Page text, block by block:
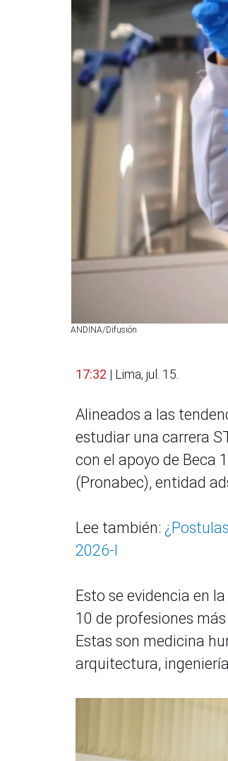
ANDINA/Difusión
17:32 | Lima, jul. 15.
Alineados a las
estudiar una carrera
con el apoyo de Beca
(Pronabec), entidad
Lee también:
2026-I
Esto se evidencia en
10 de profesiones
Estas son medicina
arquitectura,